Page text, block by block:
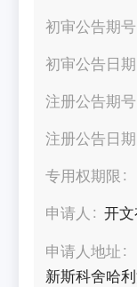
初审公告期号
初审公告日期
注册公告期号
注册公告日期
专用权期限
申请人
开
申请人地址
新斯科舍哈